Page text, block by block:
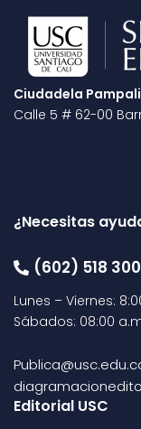
Ciudadela
Calle 5 # 62-00
¿Necesitas
(602) 518
Lunes – Viernes:
Sábados: 08:00
Editorial USC